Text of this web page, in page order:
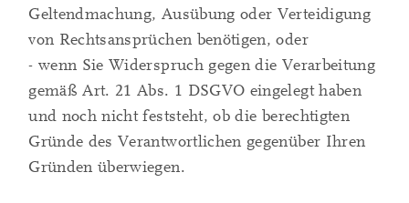
Geltendmachung, Ausübung oder Verteidigung
von Rechtsansprüchen benötigen, oder
- wenn Sie Widerspruch gegen die Verarbeitung
gemäß Art. 21 Abs. 1 DSGVO eingelegt haben
und noch nicht feststeht, ob die berechtigten
Gründe des Verantwortlichen gegenüber Ihren
Gründen überwiegen.